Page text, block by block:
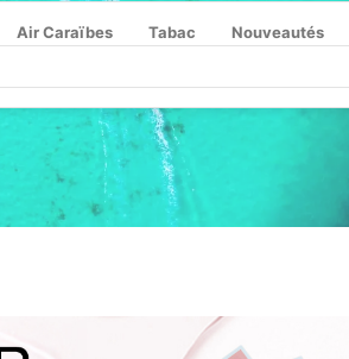
Air Caraïbes Tabac Nouveautés